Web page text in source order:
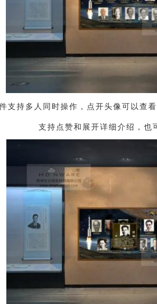
支持多人同时操作，点开头像可以查
支持点赞和展开详细介绍，也